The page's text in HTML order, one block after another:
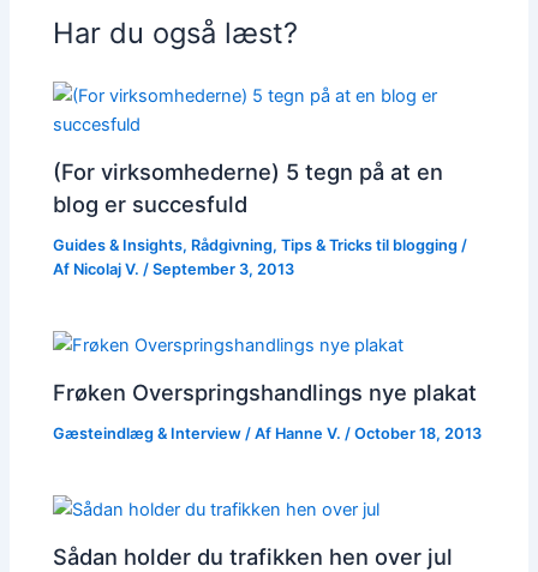
Har du også læst?
(For virksomhederne) 5 tegn på at en
blog er succesfuld
Guides & Insights, Rådgivning,Tips & Tricks til blogging /
Af Nicolaj V./September 3, 2013
Frøken Overspringshandlings nye plakat
Gæsteindlæg & Interview / Af Hanne V./October 18, 2013
Sådan holder du trafikken hen over jul